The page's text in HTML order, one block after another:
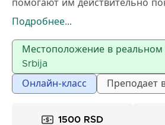
помогают им действительно
связывать знания и учиться с
обнаруживают, что чтение
увлекательным, а грамматика
логичной. Занятие длится 90
такими активностями, как
Подробнее...
Местоположение в
Srbija
Онлайн-класс Преподает
1500 RSD